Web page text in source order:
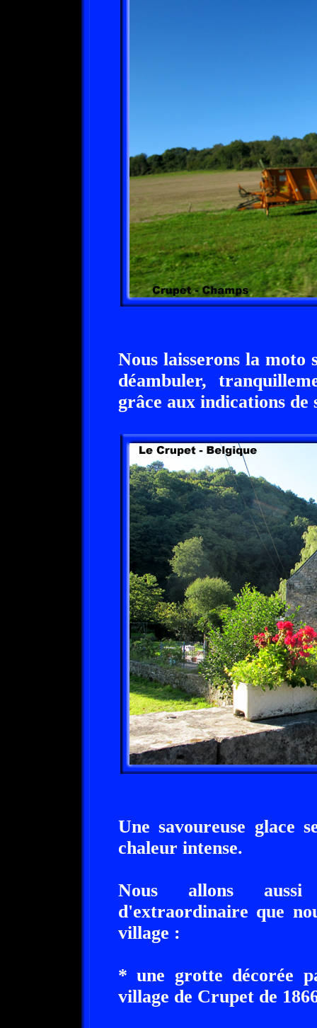
Nous laisserons la
déambuler,
grâce aux indications de
Une savoureuse glace
chaleur intense.
Nous allons aussi
d'extraordinaire que
village :
* une grotte décorée
village de Crupet de